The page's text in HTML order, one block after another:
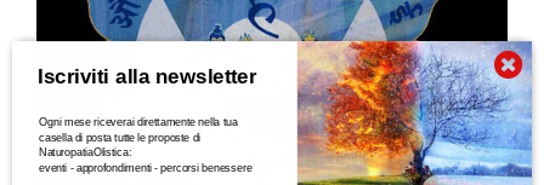
Iscriviti alla newsletter
Ogni mese riceverai direttamente nella tua
casella di posta tutte le proposte di
NaturopatiaOlistica:
eventi - approfondimenti - percorsi benessere